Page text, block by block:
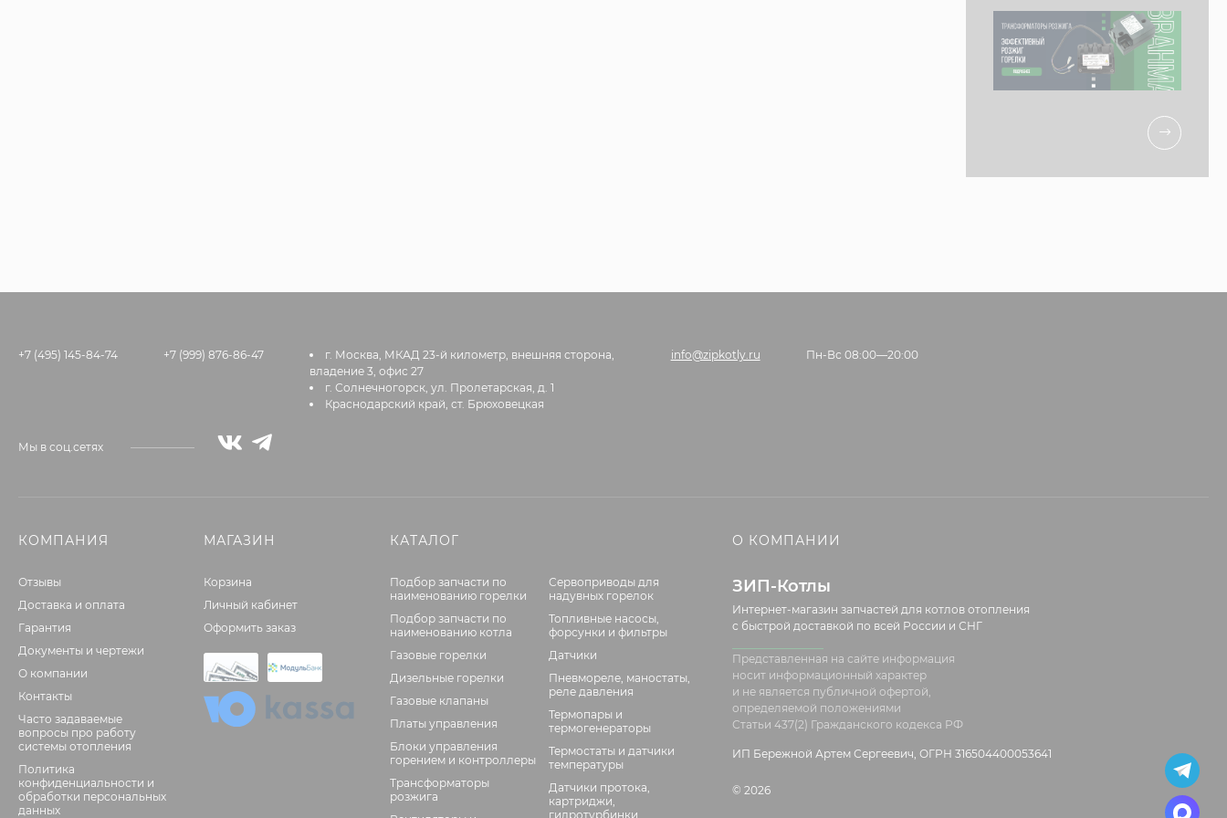
+7 (495) 145-84-74 +7 (999) 876-86-47
г. Москва, МКАД 23-й километр, внешняя сторона,
владение 3, офис 27
г. Солнечногорск, ул. Пролетарская, д. 1
Краснодарский край, ст. Брюховецкая
info@zipkotly.ru Пн-Вс 08:00—20:00
Мы в соц.сетях
КОМПАНИЯ
Отзывы
Доставка и оплата
Гарантия
Документы и чертежи
О компании
Контакты
Часто задаваемые
вопросы про работу
системы отопления
Политика
конфиденциальности и
обработки персональных
данных
МАГАЗИН
Корзина
Личный кабинет
Оформить заказ
КАТАЛОГ
Подбор запчасти по
наименованию горелки
Подбор запчасти по
наименованию котла
Газовые горелки
Дизельные горелки
Газовые клапаны
Платы управления
Блоки управления
горением и контроллеры
Трансформаторы
розжига
Сервоприводы для
надувных горелок
Топливные насосы,
форсунки и фильтры
Датчики
Пневмореле, маностаты,
реле давления
Термопары и
термогенераторы
Термостаты и датчики
температуры
Датчики протока,
картриджи,
гидротурбинки
О КОМПАНИИ
ЗИП-Котлы
Интернет-магазин запчастей для котлов отопления
с быстрой доставкой по всей России и СНГ
Представленная на сайте информация
носит информационный характер
и не является публичной офертой,
определяемой положениями
Статьи 437(2) Гражданского кодекса РФ
ИП Бережной Артем Сергеевич, ОГРН 316504400053641
© 2026